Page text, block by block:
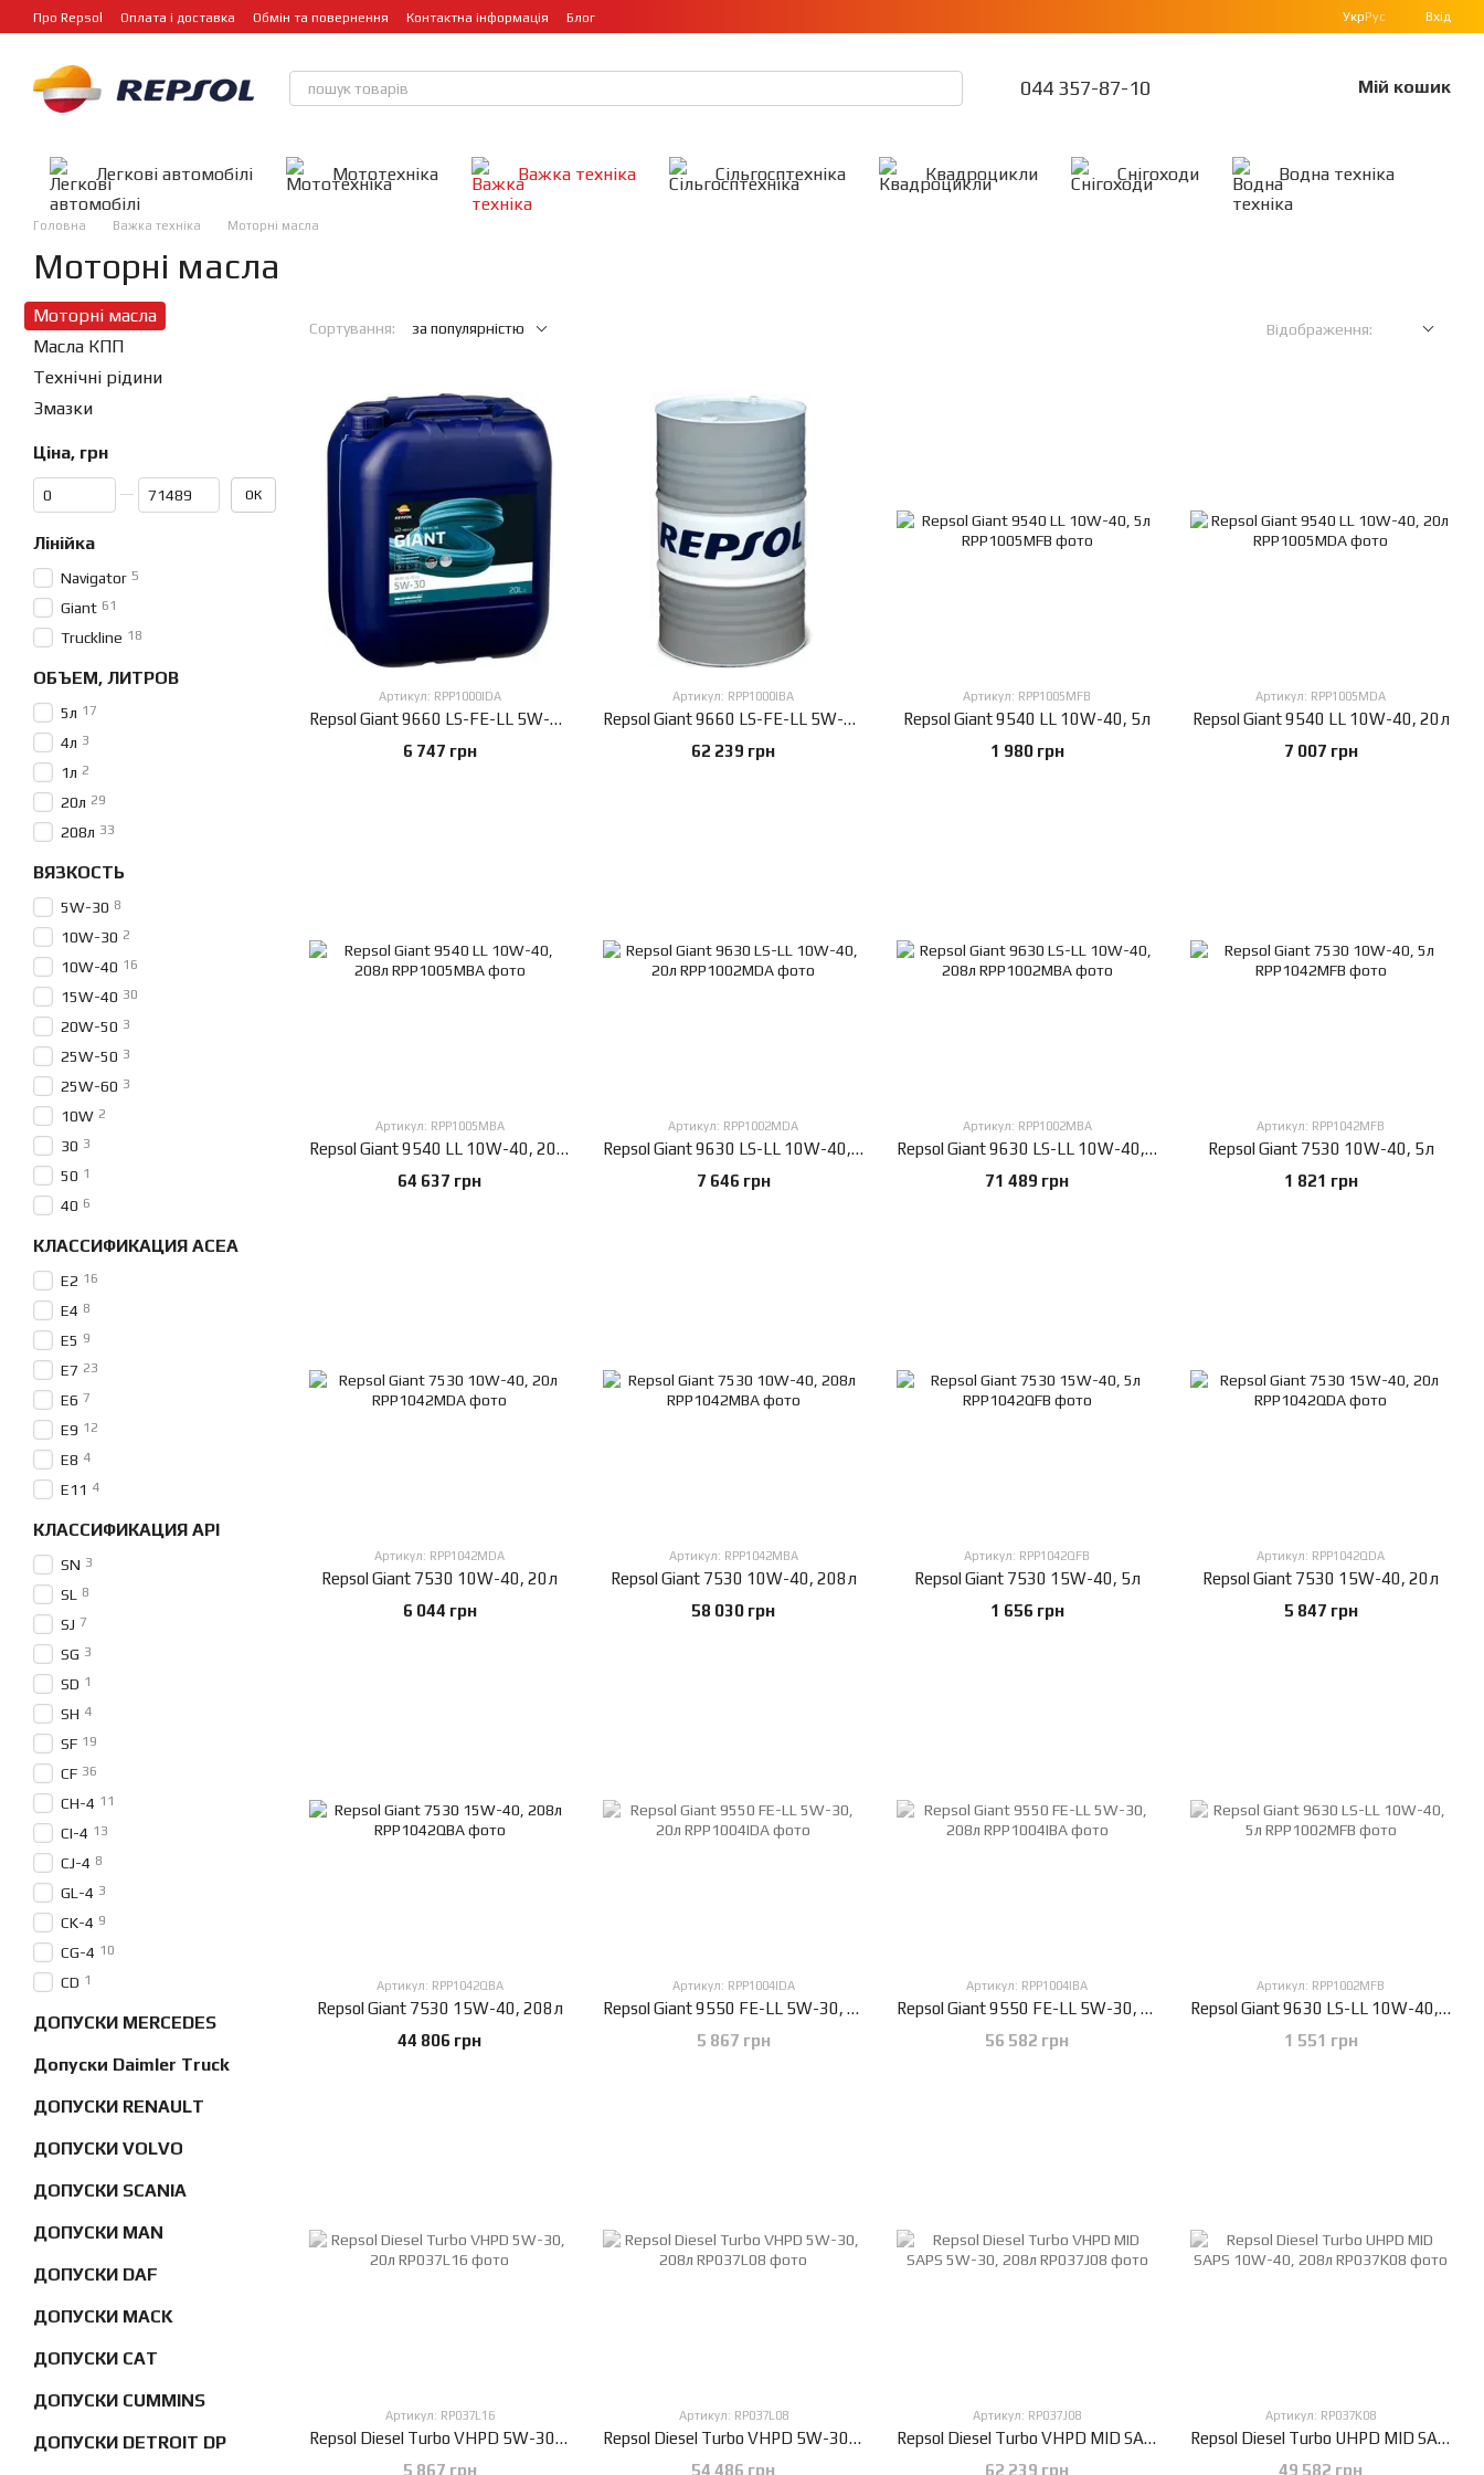
Перейти до основного контенту
Про Repsol Оплата і доставка Обмін та повернення Контактна інформація Блог УкрРус Вхід
044 357-87-10 Мій кошик
Легкові автомобілі Мототехніка Важка техніка Сільгосптехніка Квадроцикли Снігоходи Водна техніка
Головна Важка техніка Моторні масла
Моторні масла
Сортування: за популярністю Відображення:
Артикул: RPP1000IDA
Repsol Giant 9660 LS-FE-LL 5W-30, 20л
6 747 грн
Артикул: RPP1000IBA
Repsol Giant 9660 LS-FE-LL 5W-30, 208л
62 239 грн
Артикул: RPP1005MFB
Repsol Giant 9540 LL 10W-40, 5л
1 980 грн
Артикул: RPP1005MDA
Repsol Giant 9540 LL 10W-40, 20л
7 007 грн
Артикул: RPP1005MBA
Repsol Giant 9540 LL 10W-40, 208л
64 637 грн
Артикул: RPP1002MDA
Repsol Giant 9630 LS-LL 10W-40, 20л
7 646 грн
Артикул: RPP1002MBA
Repsol Giant 9630 LS-LL 10W-40, 208л
71 489 грн
Артикул: RPP1042MFB
Repsol Giant 7530 10W-40, 5л
1 821 грн
Артикул: RPP1042MDA
Repsol Giant 7530 10W-40, 20л
6 044 грн
Артикул: RPP1042MBA
Repsol Giant 7530 10W-40, 208л
58 030 грн
Артикул: RPP1042QFB
Repsol Giant 7530 15W-40, 5л
1 656 грн
Артикул: RPP1042QDA
Repsol Giant 7530 15W-40, 20л
5 847 грн
Артикул: RPP1042QBA
Repsol Giant 7530 15W-40, 208л
44 806 грн
Артикул: RPP1004IDA
Repsol Giant 9550 FE-LL 5W-30, 20л
5 867 грн
Артикул: RPP1004IBA
Repsol Giant 9550 FE-LL 5W-30, 208л
56 582 грн
Артикул: RPP1002MFB
Repsol Giant 9630 LS-LL 10W-40, 5л
1 551 грн
Артикул: RP037L16
Repsol Diesel Turbo VHPD 5W-30, 20л
5 867 грн
Артикул: RP037L08
Repsol Diesel Turbo VHPD 5W-30, 208л
54 486 грн
Артикул: RP037J08
Repsol Diesel Turbo VHPD MID SAPS 5W-30, 208л
62 239 грн
Артикул: RP037K08
Repsol Diesel Turbo UHPD MID SAPS 10W-40, 208л
49 582 грн
Моторні масла
Масла КПП
Технічні рідини
Змазки
Ціна, грн
ОК
Лінійка
Navigator 5
Giant 61
Truckline 18
ОБЪЕМ, ЛИТРОВ
5л 17
4л 3
1л 2
20л 29
208л 33
ВЯЗКОСТЬ
5W-30 8
10W-30 2
10W-40 16
15W-40 30
20W-50 3
25W-50 3
25W-60 3
10W 2
30 3
50 1
40 6
КЛАССИФИКАЦИЯ ACEA
E2 16
E4 8
E5 9
E7 23
E6 7
E9 12
E8 4
E11 4
КЛАССИФИКАЦИЯ API
SN 3
SL 8
SJ 7
SG 3
SD 1
SH 4
SF 19
CF 36
CH-4 11
CI-4 13
CJ-4 8
GL-4 3
CK-4 9
CG-4 10
CD 1
ДОПУСКИ MERCEDES
Допуски Daimler Truck
ДОПУСКИ RENAULT
ДОПУСКИ VOLVO
ДОПУСКИ SCANIA
ДОПУСКИ MAN
ДОПУСКИ DAF
ДОПУСКИ MACK
ДОПУСКИ CAT
ДОПУСКИ CUMMINS
ДОПУСКИ DETROIT DP